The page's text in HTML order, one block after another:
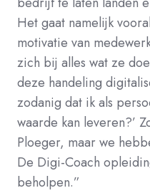
Het gaat namelijk
motivatie van
zich bij alles wat ze
deze handeling
zodanig dat ik als
waarde kan leveren?’
Ploeger, maar we
De Digi-Coach
beholpen.”